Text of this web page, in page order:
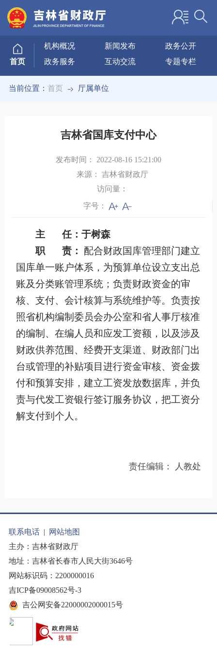
首页
机构概况 新闻发布
政务公开
政务服务
互动交流 专题专栏
当前位置：首页 厅属单位
吉林省国库支付中心
发布时间： 2022-08-16 15:21:00
来源：
吉林省财政厅
访问量：
字号：
主 任：于树森
职 责：
配合财政国库管理部门建立
国库单一账户体系，为预算单位设立支出总
账及分类账管理系统；负责财政资金的审
核、支付、会计核算与系统维护等。负责按
照省机构编制委员会办公室和省人事厅核准
的编制、在编人员和应发工资额，以及涉及
财政供养范围、经费开支渠道、财政部门出
台或管理的补贴项目进行资金审核、资金拨
付和预算安排，建立工资发放数据库，并负
责与代发工资银行签订服务协议，把工资分
解支付到个人。
责任编辑： 人教处
联系电话 |
网站地图
主办：吉林省财政厅
地址：吉林省长春市人民大街3646号
网站标识码：2200000016
吉ICP备09008562号-3
吉公网安备22000002000015号